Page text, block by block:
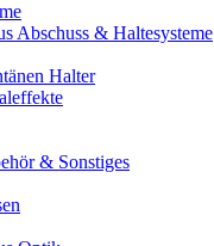
Abschuss & Haltesysteme
Halter
& Sonstiges